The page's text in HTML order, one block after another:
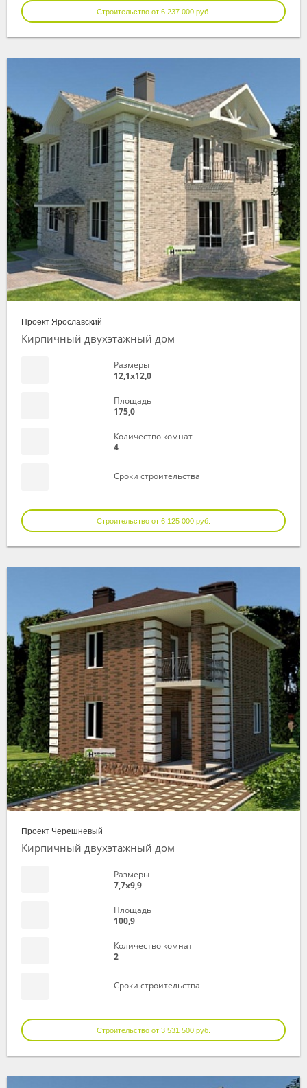
Строительство от 6 237 000 руб.
Проект Ярославский
Кирпичный двухэтажный дом
Размеры
12,1х12,0
Площадь
175,0
Количество комнат
4
Сроки строительства
Строительство от 6 125 000 руб.
Проект Черешневый
Кирпичный двухэтажный дом
Размеры
7,7х9,9
Площадь
100,9
Количество комнат
2
Сроки строительства
Строительство от 3 531 500 руб.